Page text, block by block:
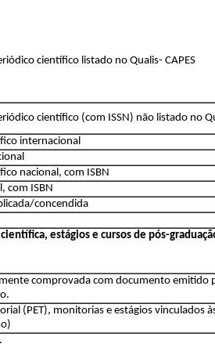
científico listado no Qualis- CAPES
científico (com ISSN) não listado no
internacional
nacional, com ISBN
com ISBN
concendida
estágios e cursos de pós-
comprovada com documento
(PET), monitorias e estágios vinculados
.